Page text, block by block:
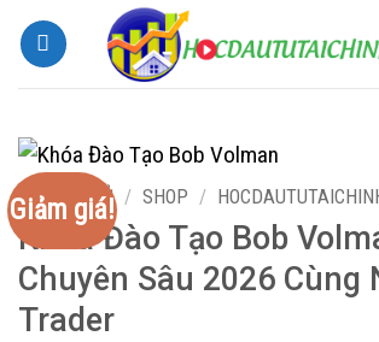
qua
nội
Giảm giá!
TRANG CHỦ / SHOP /
Khóa Đào Tạo Bob
Chuyên Sâu 2026 Cùng
Trader